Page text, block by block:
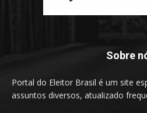
Sobre
Portal do Eleitor Brasil é um site
assuntos diversos, atualizado